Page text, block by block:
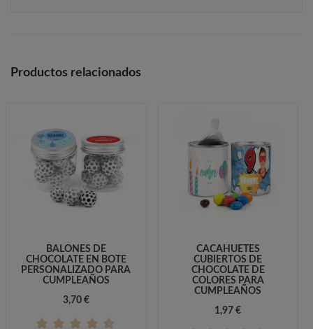
Productos relacionados
BALONES DE
CHOCOLATE EN BOTE
PERSONALIZADO PARA
CUMPLEAÑOS
3,70 €
CACAHUETES
CUBIERTOS DE
CHOCOLATE DE
COLORES PARA
CUMPLEAÑOS
1,97 €